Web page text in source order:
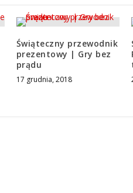
Świąteczny przewodnik
prezentowy | Gry bez
prądu
17 grudnia, 2018